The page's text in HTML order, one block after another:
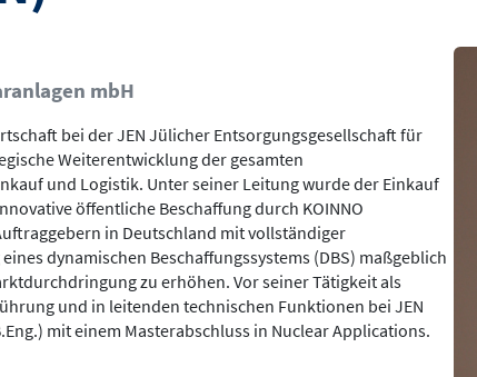
mbH
bei der JEN Jülicher Entsorgungsgesellschaft für
Weiterentwicklung der gesamten
und Logistik. Unter seiner Leitung wurde der Einkauf
öffentliche Beschaffung durch KOINNO
in Deutschland mit vollständiger
dynamischen Beschaffungssystems (DBS) maßgeblich
zu erhöhen. Vor seiner Tätigkeit als
und in leitenden technischen Funktionen bei JEN
mit einem Masterabschluss in Nuclear Applications.